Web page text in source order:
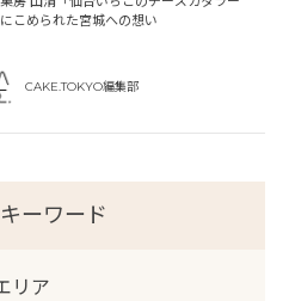
こめられた宮城への想い
CAKE.TOKYO編集部
ーワード
リア